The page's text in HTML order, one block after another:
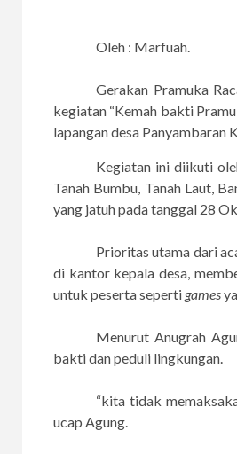
Oleh : Marfuah.
Gerakan Pramuka
kegiatan “Kemah bakti
lapangan desa Panyambaran
Kegiatan ini diikuti
Tanah Bumbu, Tanah Laut,
yang jatuh pada tanggal 28
Prioritas utama dari
di kantor kepala desa,
untuk peserta seperti games
Menurut Anugrah
bakti dan peduli lingkungan.
“kita tidak
ucap Agung.